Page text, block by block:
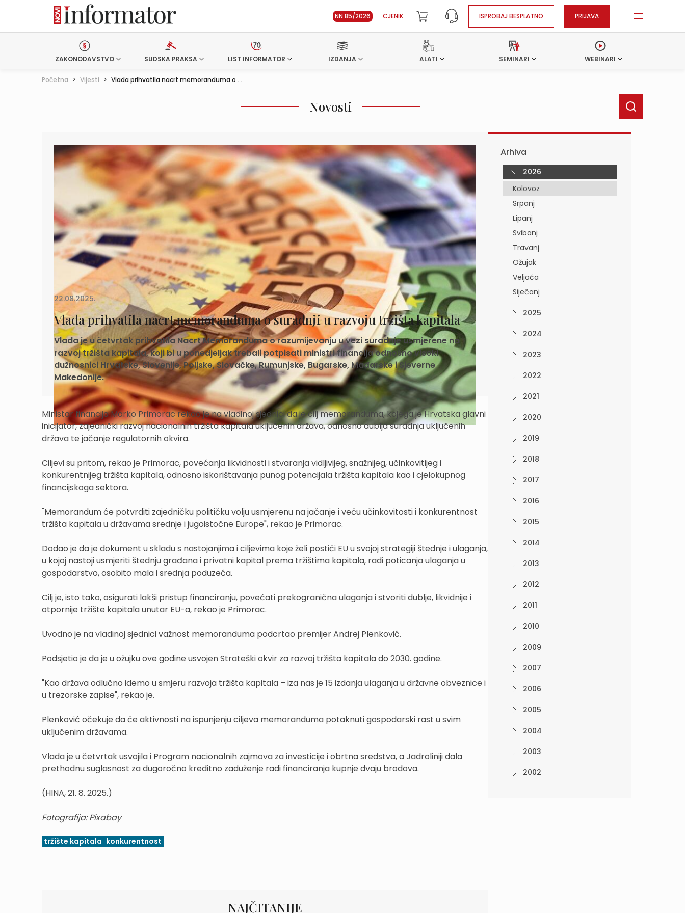
NN 85/2026 CJENIK ISPROBAJ BESPLATNO PRIJAVA
ZAKONODAVSTVO SUDSKA PRAKSA LIST INFORMATOR IZDANJA ALATI SEMINARI WEBINARI
Početna > Vijesti > Vlada prihvatila nacrt memoranduma o ...
Novosti
22.08.2025.
Vlada prihvatila nacrt memoranduma o suradnji u razvoju tržišta kapitala
Vlada je u četvrtak prihvatila Nacrt Memoranduma o razumijevanju u vezi suradnje usmjerene na
razvoj tržišta kapitala, koji bi u ponedjeljak trebali potpisati ministri financija odnosno visoki
dužnosnici Hrvatske, Slovenije, Poljske, Slovačke, Rumunjske, Bugarske, Mađarske i Sjeverne
Makedonije.
Ministar financija Marko Primorac rekao je na vladinoj sjednici da je cilj memoranduma, kojega je Hrvatska glavni
inicijator, zajednički razvoj nacionalnih tržišta kapitala uključenih država, odnosno dublja suradnja uključenih
država te jačanje regulatornih okvira.
Ciljevi su pritom, rekao je Primorac, povećanja likvidnosti i stvaranja vidljivijeg, snažnijeg, učinkovitijeg i
konkurentnijeg tržišta kapitala, odnosno iskorištavanja punog potencijala tržišta kapitala kao i cjelokupnog
financijskoga sektora.
"Memorandum će potvrditi zajedničku političku volju usmjerenu na jačanje i veću učinkovitosti i konkurentnost
tržišta kapitala u državama srednje i jugoistočne Europe", rekao je Primorac.
Dodao je da je dokument u skladu s nastojanjima i ciljevima koje želi postići EU u svojoj strategiji štednje i ulaganja,
u kojoj nastoji usmjeriti štednju građana i privatni kapital prema tržištima kapitala, radi poticanja ulaganja u
gospodarstvo, osobito mala i srednja poduzeća.
Cilj je, isto tako, osigurati lakši pristup financiranju, povećati prekogranična ulaganja i stvoriti dublje, likvidnije i
otpornije tržište kapitala unutar EU-a, rekao je Primorac.
Uvodno je na vladinoj sjednici važnost memoranduma podcrtao premijer Andrej Plenković.
Podsjetio je da je u ožujku ove godine usvojen Strateški okvir za razvoj tržišta kapitala do 2030. godine.
"Kao država odlučno idemo u smjeru razvoja tržišta kapitala – iza nas je 15 izdanja ulaganja u državne obveznice i
u trezorske zapise", rekao je.
Plenković očekuje da će aktivnosti na ispunjenju ciljeva memoranduma potaknuti gospodarski rast u svim
uključenim državama.
Vlada je u četvrtak usvojila i Program nacionalnih zajmova za investicije i obrtna sredstva, a Jadroliniji dala
prethodnu suglasnost za dugoročno kreditno zaduženje radi financiranja kupnje dvaju brodova.
(HINA, 21. 8. 2025.)
Fotografija: Pixabay
tržište kapitala konkurentnost
NAJČITANIJE
Arhiva
2026
Kolovoz
Srpanj
Lipanj
Svibanj
Travanj
Ožujak
Veljača
Siječanj
2025
2024
2023
2022
2021
2020
2019
2018
2017
2016
2015
2014
2013
2012
2011
2010
2009
2007
2006
2005
2004
2003
2002